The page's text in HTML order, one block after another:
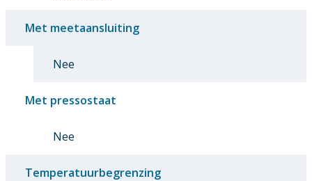
Met meetaansluiting
Nee
Met pressostaat
Nee
Temperatuurbegrenzing